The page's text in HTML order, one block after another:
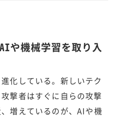
や機械学習を取り入
化している。新しいテク
撃者はすぐに自らの攻撃
増えているのが、AIや機